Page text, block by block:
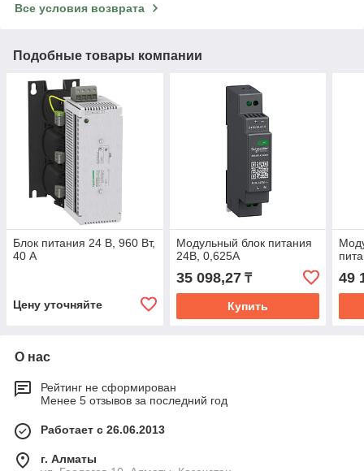
Все условия возврата
Подобные товары компании
Блок питания 24 В, 960 Вт,
40 А
Цену уточняйте
Модульный блок питания
24В, 0,625А
35 098,27₸
Купить
49
О нас
Рейтинг не сформирован
Менее 5 отзывов за последний год
Работает с 26.06.2013
г. Алматы